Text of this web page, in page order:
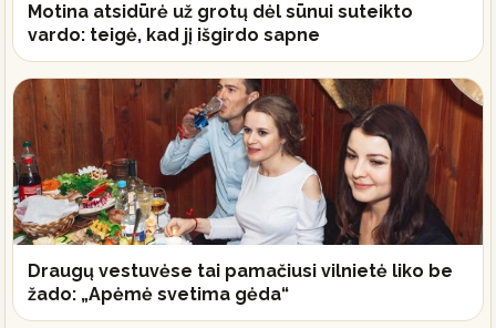
Motina atsidūrė už grotų dėl sūnui suteikto
vardo: teigė, kad jį išgirdo sapne
Draugų vestuvėse tai pamačiusi vilnietė liko be
žado: „Apėmė svetima gėda“